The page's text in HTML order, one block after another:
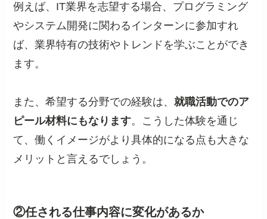
例えば、IT業界を志望する場合、プログラミング
やシステム開発に関わるインターンに参加すれ
ば、業界特有の技術やトレンドを学ぶことができ
ます。
また、希望する分野での経験は、就職活動でのア
ピール材料にもなります。こうした体験を通じ
て、働くイメージがより具体的になる点も大きな
メリットと言えるでしょう。
②任される仕事内容に変化があるか